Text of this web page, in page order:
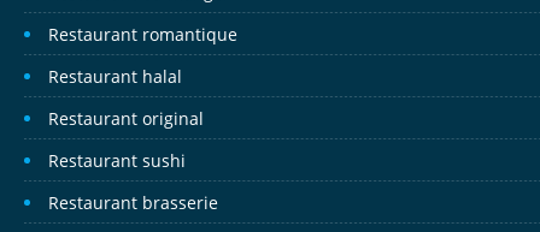
Restaurant romantique
Restaurant halal
Restaurant original
Restaurant sushi
Restaurant brasserie